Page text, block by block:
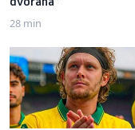
dvorana"
28 min